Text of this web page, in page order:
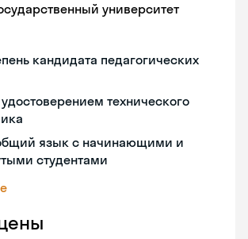
университет
кандидата педагогических
технического
язык с начинающими и
студентами